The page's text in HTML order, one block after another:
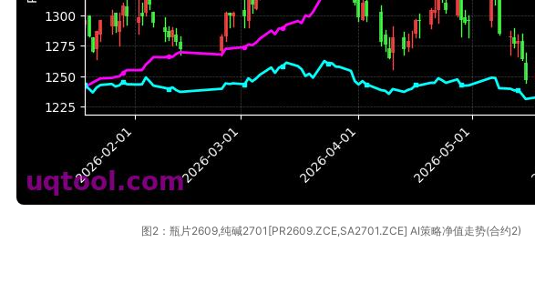
图2：瓶片2609,纯碱2701[PR2609.ZCE,SA2701.ZCE] AI策略净值走势(合约2)